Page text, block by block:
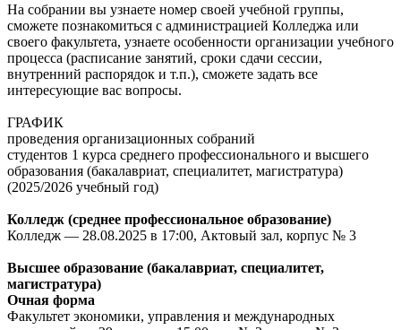
На собрании вы узнаете номер своей учебной группы,
сможете познакомиться с администрацией Колледжа или
своего факультета, узнаете особенности организации учебного
процесса (расписание занятий, сроки сдачи сессии,
внутренний распорядок и т.п.), сможете задать все
интересующие вас вопросы.
ГРАФИК
проведения организационных собраний
студентов 1 курса среднего профессионального и высшего
образования (бакалавриат, специалитет, магистратура)
(2025/2026 учебный год)
Колледж (среднее профессиональное образование)
Колледж — 28.08.2025 в 17:00, Актовый зал, корпус № 3
Высшее образование (бакалавриат, специалитет,
магистратура)
Очная форма
Факультет экономики, управления и международных